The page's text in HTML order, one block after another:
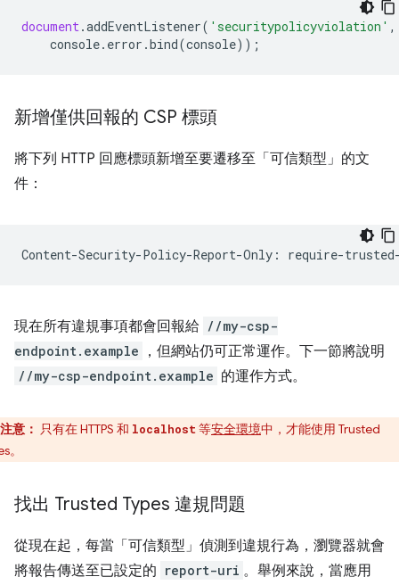
document.addEventListener( 'securitypolicyviolation' ,
console. error .bind(console));
新增僅供回報的 CSP 標頭
將下列 HTTP 回應標頭新增至要遷移至「可信類型」的文
件：
現在所有違規事項都會回報給 //my-csp-
endpoint.example
，但網站仍可正常運作。下一節將說明
//my-csp-endpoint.example 的運作方式。
注意： 只有在 HTTPS 和 localhost 等安全環境中，才能使用 Trusted
。
找出 Trusted Types 違規問題
從現在起，每當「可信類型」偵測到違規行為，瀏覽器就會
將報告傳送至已設定的 report-uri 。舉例來說，當應用